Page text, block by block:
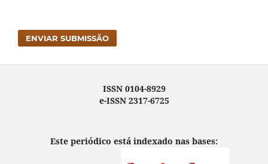
ENVIAR SUBMISSÃO
ISSN 0104-8929
e-ISSN 2317-6725
Este periódico está indexado nas bases: